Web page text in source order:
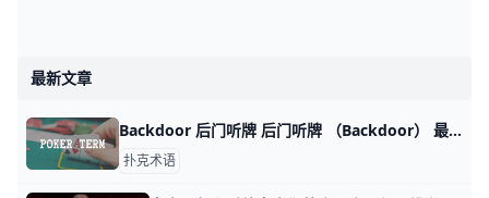
最新文章
Backdoor 后门听牌 后门听牌 （Backdoor） 最后发的两张牌做成大牌的一手牌，是需转牌和河牌一起牌力的听牌
扑克术语